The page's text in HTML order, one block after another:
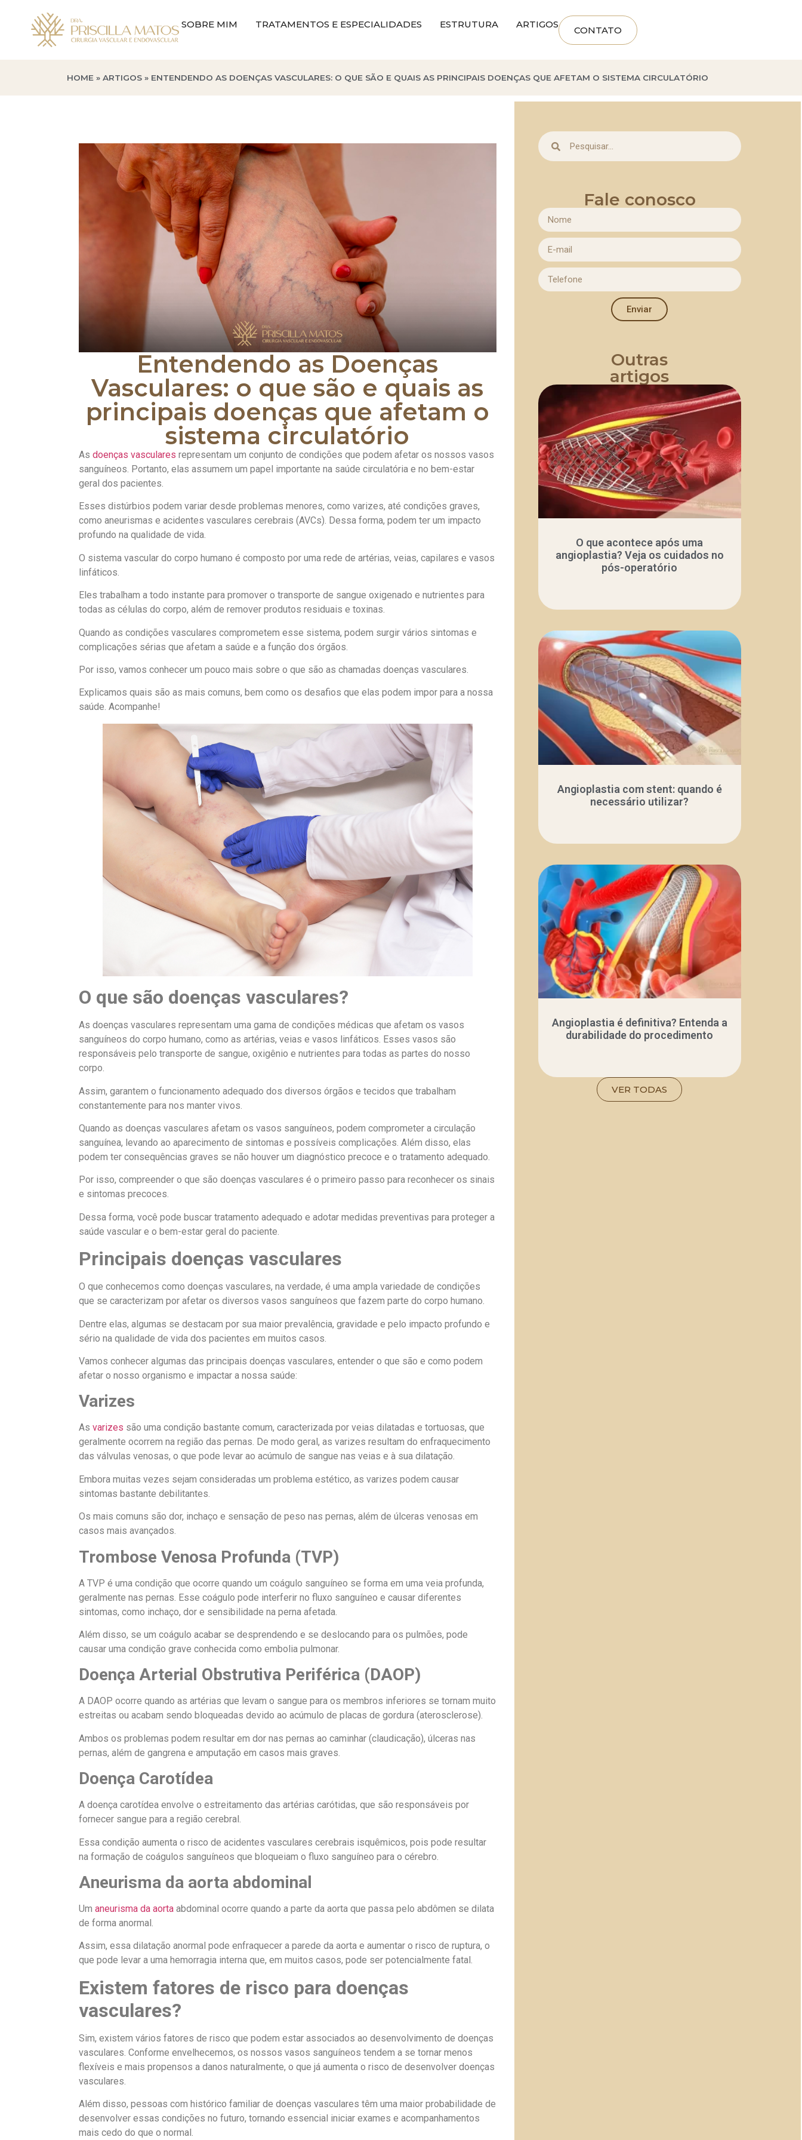
SOBRE MIM TRATAMENTOS E ESPECIALIDADES ESTRUTURA ARTIGOS
CONTATO
HOME » ARTIGOS » ENTENDENDO AS DOENÇAS VASCULARES: O QUE SÃO E QUAIS AS PRINCIPAIS DOENÇAS QUE AFETAM O SISTEMA CIRCULATÓRIO
Entendendo as Doenças
Vasculares: o que são e quais as
principais doenças que afetam o
sistema circulatório
As doenças vasculares representam um conjunto de condições que podem afetar os nossos vasos
sanguíneos. Portanto, elas assumem um papel importante na saúde circulatória e no bem-estar
geral dos pacientes.
Esses distúrbios podem variar desde problemas menores, como varizes, até condições graves,
como aneurismas e acidentes vasculares cerebrais (AVCs). Dessa forma, podem ter um impacto
profundo na qualidade de vida.
O sistema vascular do corpo humano é composto por uma rede de artérias, veias, capilares e vasos
linfáticos.
Eles trabalham a todo instante para promover o transporte de sangue oxigenado e nutrientes para
todas as células do corpo, além de remover produtos residuais e toxinas.
Quando as condições vasculares comprometem esse sistema, podem surgir vários sintomas e
complicações sérias que afetam a saúde e a função dos órgãos.
Por isso, vamos conhecer um pouco mais sobre o que são as chamadas doenças vasculares.
Explicamos quais são as mais comuns, bem como os desafios que elas podem impor para a nossa
saúde. Acompanhe!
O que são doenças vasculares?
As doenças vasculares representam uma gama de condições médicas que afetam os vasos
sanguíneos do corpo humano, como as artérias, veias e vasos linfáticos. Esses vasos são
responsáveis pelo transporte de sangue, oxigênio e nutrientes para todas as partes do nosso
corpo.
Assim, garantem o funcionamento adequado dos diversos órgãos e tecidos que trabalham
constantemente para nos manter vivos.
Quando as doenças vasculares afetam os vasos sanguíneos, podem comprometer a circulação
sanguínea, levando ao aparecimento de sintomas e possíveis complicações. Além disso, elas
podem ter consequências graves se não houver um diagnóstico precoce e o tratamento adequado.
Por isso, compreender o que são doenças vasculares é o primeiro passo para reconhecer os sinais
e sintomas precoces.
Dessa forma, você pode buscar tratamento adequado e adotar medidas preventivas para proteger a
saúde vascular e o bem-estar geral do paciente.
Principais doenças vasculares
O que conhecemos como doenças vasculares, na verdade, é uma ampla variedade de condições
que se caracterizam por afetar os diversos vasos sanguíneos que fazem parte do corpo humano.
Dentre elas, algumas se destacam por sua maior prevalência, gravidade e pelo impacto profundo e
sério na qualidade de vida dos pacientes em muitos casos.
Vamos conhecer algumas das principais doenças vasculares, entender o que são e como podem
afetar o nosso organismo e impactar a nossa saúde:
Varizes
As varizes são uma condição bastante comum, caracterizada por veias dilatadas e tortuosas, que
geralmente ocorrem na região das pernas. De modo geral, as varizes resultam do enfraquecimento
das válvulas venosas, o que pode levar ao acúmulo de sangue nas veias e à sua dilatação.
Embora muitas vezes sejam consideradas um problema estético, as varizes podem causar
sintomas bastante debilitantes.
Os mais comuns são dor, inchaço e sensação de peso nas pernas, além de úlceras venosas em
casos mais avançados.
Trombose Venosa Profunda (TVP)
A TVP é uma condição que ocorre quando um coágulo sanguíneo se forma em uma veia profunda,
geralmente nas pernas. Esse coágulo pode interferir no fluxo sanguíneo e causar diferentes
sintomas, como inchaço, dor e sensibilidade na perna afetada.
Além disso, se um coágulo acabar se desprendendo e se deslocando para os pulmões, pode
causar uma condição grave conhecida como embolia pulmonar.
Doença Arterial Obstrutiva Periférica (DAOP)
A DAOP ocorre quando as artérias que levam o sangue para os membros inferiores se tornam muito
estreitas ou acabam sendo bloqueadas devido ao acúmulo de placas de gordura (aterosclerose).
Ambos os problemas podem resultar em dor nas pernas ao caminhar (claudicação), úlceras nas
pernas, além de gangrena e amputação em casos mais graves.
Doença Carotídea
A doença carotídea envolve o estreitamento das artérias carótidas, que são responsáveis por
fornecer sangue para a região cerebral.
Essa condição aumenta o risco de acidentes vasculares cerebrais isquêmicos, pois pode resultar
na formação de coágulos sanguíneos que bloqueiam o fluxo sanguíneo para o cérebro.
Aneurisma da aorta abdominal
Um aneurisma da aorta abdominal ocorre quando a parte da aorta que passa pelo abdômen se dilata
de forma anormal.
Assim, essa dilatação anormal pode enfraquecer a parede da aorta e aumentar o risco de ruptura, o
que pode levar a uma hemorragia interna que, em muitos casos, pode ser potencialmente fatal.
Existem fatores de risco para doenças
vasculares?
Sim, existem vários fatores de risco que podem estar associados ao desenvolvimento de doenças
vasculares. Conforme envelhecemos, os nossos vasos sanguíneos tendem a se tornar menos
flexíveis e mais propensos a danos naturalmente, o que já aumenta o risco de desenvolver doenças
vasculares.
Além disso, pessoas com histórico familiar de doenças vasculares têm uma maior probabilidade de
desenvolver essas condições no futuro, tornando essencial iniciar exames e acompanhamentos
mais cedo do que o normal.
Fale conosco
Enviar
Outras
artigos
O que acontece após uma
angioplastia? Veja os cuidados no
pós-operatório
Angioplastia com stent: quando é
necessário utilizar?
Angioplastia é definitiva? Entenda a
durabilidade do procedimento
VER TODAS